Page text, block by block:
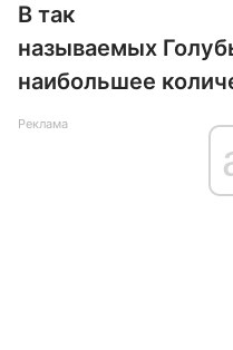
В так
называемых
наибольшее
Реклама